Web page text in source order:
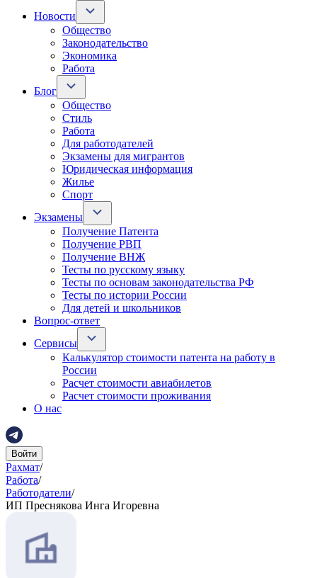
Новости
Общество
Законодательство
Экономика
Работа
Блог
Общество
Стиль
Работа
Для работодателей
Экзамены для мигрантов
Юридическая информация
Жилье
Спорт
Экзамены
Получение Патента
Получение РВП
Получение ВНЖ
Тесты по русскому языку
Тесты по основам законодательства РФ
Тесты по истории России
Для детей и школьников
Вопрос-ответ
Сервисы
Калькулятор стоимости патента на работу в
России
Расчет стоимости авиабилетов
Расчет стоимости проживания
О нас
Войти
Рахмат/
Работа/
Работодатели/
ИП Преснякова Инга Игоревна